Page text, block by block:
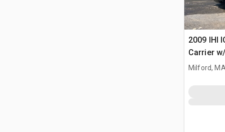
2009 IHI
Carrier
Milford,